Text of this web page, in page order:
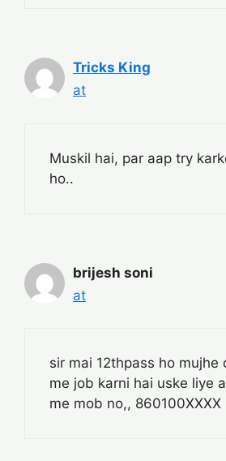
Tricks King
at
Muskil hai, par aap try
ho..
brijesh soni
at
sir mai 12thpass ho mujhe
me job karni hai uske liye
me mob no,, 860100XXXX